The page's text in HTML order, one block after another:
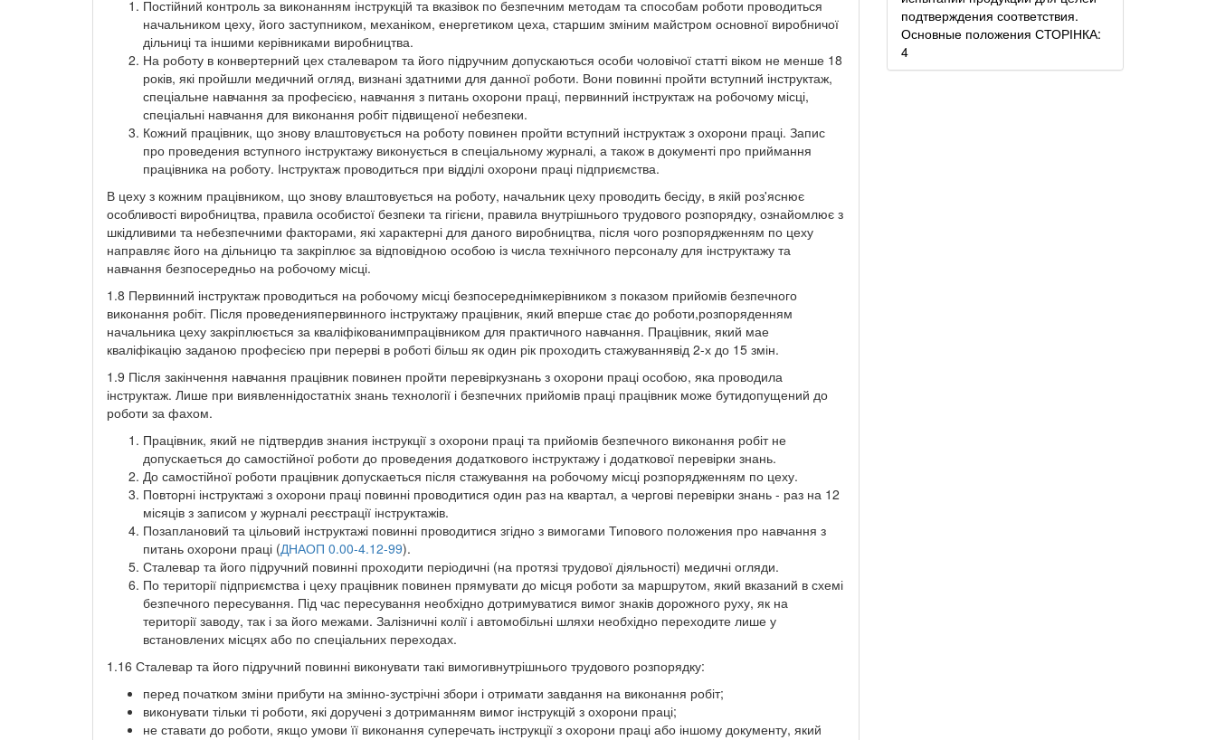
Постійний контроль за виконанням інструкцій та вказівок по безпечним методам та способам роботи проводиться
начальником цеху, його заступником, механіком, енергетиком цеха, старшим зміним майстром основної виробничої
дільниці та іншими керівниками виробництва.
На роботу в конвертерний цех сталеваром та його підручним допускаються особи чоловічої статті віком не менше 18
років, які пройшли медичний огляд, визнані здатними для данної роботи. Вони повинні пройти вступний інструктаж,
спеціальне навчання за професією, навчання з питань охорони праці, первинний інструктаж на робочому місці,
спеціальні навчання для виконання робіт підвищеної небезпеки.
Кожний працівник, що знову влаштовується на роботу повинен пройти вступний інструктаж з охорони праці. Запис
про проведения вступного інструктажу виконується в спеціальному журналі, а також в документі про приймання
працівника на роботу. Інструктаж проводиться при відділі охорони праці підприємства.
В цеху з кожним працівником, що знову влаштовується на роботу, начальник цеху проводить бесіду, в якій роз'яснює
особливості виробництва, правила особистої безпеки та гігієни, правила внутрішнього трудового розпорядку, ознайомлює з
шкідливими та небезпечними факторами, які характерні для даного виробництва, після чого розпорядженням по цеху
направляє його на дільницю та закріплює за відповідною особою із числа технічного персоналу для інструктажу та
навчання безпосередньо на робочому місці.
1.8 Первинний інструктаж проводиться на робочому місці безпосереднімкерівником з показом прийомів безпечного
виконання робіт. Після проведенияпервинного інструктажу працівник, який вперше стає до роботи,розпоряденням
начальника цеху закріплюється за кваліфікованимпрацівником для практичного навчання. Працівник, який мае
кваліфікацію заданою професією при перерві в роботі більш як один рік проходить стажуваннявід 2-х до 15 змін.
1.9 Після закінчення навчання працівник повинен пройти перевіркузнань з охорони праці особою, яка проводила
інструктаж. Лише при виявленнідостатніх знань технології і безпечних прийомів праці працівник може бутидопущений до
роботи за фахом.
Працівник, який не підтвердив знания інструкції з охорони праці та прийомів безпечного виконання робіт не
допускаеться до самостійної роботи до проведения додаткового інструктажу і додаткової перевірки знань.
До самостійної роботи працівник допускаеться після стажування на робочому місці розпорядженням по цеху.
Повторні інструктажі з охорони праці повинні проводитися один раз на квартал, а чергові перевірки знань - раз на 12
місяців з записом у журналі реєстрації інструктажів.
Позаплановий та цільовий інструктажі повинні проводитися згідно з вимогами Типового положения про навчання з
питань охорони праці (ДНАОП 0.00-4.12-99).
Сталевар та його підручний повинні проходити періодичні (на протязі трудової діяльності) медичні огляди.
По території підприємства і цеху працівник повинен прямувати до місця роботи за маршрутом, який вказаний в схемі
безпечного пересування. Під час пересування необхідно дотримуватися вимог знаків дорожного руху, як на
території заводу, так і за його межами. Залізничні колії і автомобільні шляхи необхідно переходите лише у
встановлених місцях або по спеціальних переходах.
1.16 Сталевар та його підручний повинні виконувати такі вимогивнутрішнього трудового розпорядку:
перед початком зміни прибути на змінно-зустрічні збори і отримати завдання на виконання робіт;
виконувати тільки ті роботи, які доручені з дотриманням вимог інструкцій з охорони праці;
не ставати до роботи, якщо умови її виконання суперечать інструкції з охорони праці або іншому документу, який
подтверждения соответствия.
Основные положения СТОРІНКА:
4